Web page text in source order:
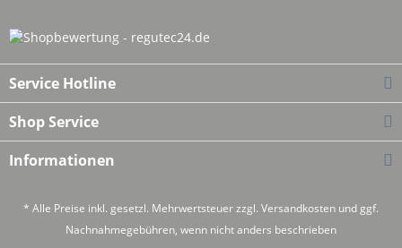
Service Hotline
Shop Service
Informationen
* Alle Preise inkl. gesetzl. Mehrwertsteuer zzgl. Versandkosten und ggf.
Nachnahmegebühren, wenn nicht anders beschrieben